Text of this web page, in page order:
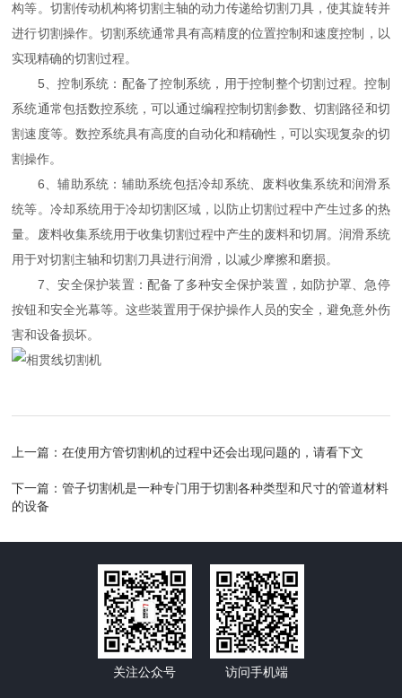
构等。切割传动机构将切割主轴的动力传递给切割刀具，使其旋转并
进行切割操作。切割系统通常具有高精度的位置控制和速度控制，以
实现精确的切割过程。
5、控制系统：配备了控制系统，用于控制整个切割过程。控制
系统通常包括数控系统，可以通过编程控制切割参数、切割路径和切
割速度等。数控系统具有高度的自动化和精确性，可以实现复杂的切
割操作。
6、辅助系统：辅助系统包括冷却系统、废料收集系统和润滑系
统等。冷却系统用于冷却切割区域，以防止切割过程中产生过多的热
量。废料收集系统用于收集切割过程中产生的废料和切屑。润滑系统
用于对切割主轴和切割刀具进行润滑，以减少摩擦和磨损。
7、安全保护装置：配备了多种安全保护装置，如防护罩、急停
按钮和安全光幕等。这些装置用于保护操作人员的安全，避免意外伤
害和设备损坏。
上一篇：在使用方管切割机的过程中还会出现问题的，请看下文
下一篇：管子切割机是一种专门用于切割各种类型和尺寸的管道材料
的设备
关注公众号 访问手机端